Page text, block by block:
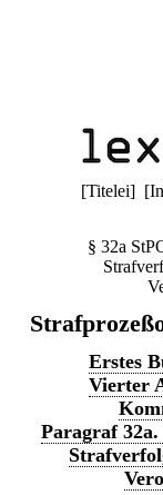
[Titelei] [
§ 32a
Erstes
Vierter
Paragraf